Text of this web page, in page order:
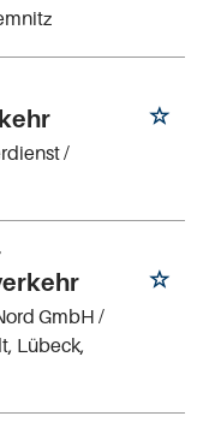
/
GmbH/
Lübeck,